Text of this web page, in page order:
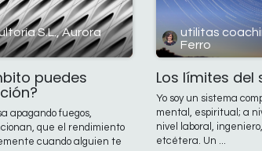
S.L., Aurora
puedes
apagando fuegos,
que el rendimiento
cuando alguien te
utilitas
Ferro
Los límites del
Yo soy un sistema
mental, espiritual; a
nivel laboral,
etcétera. Un ...